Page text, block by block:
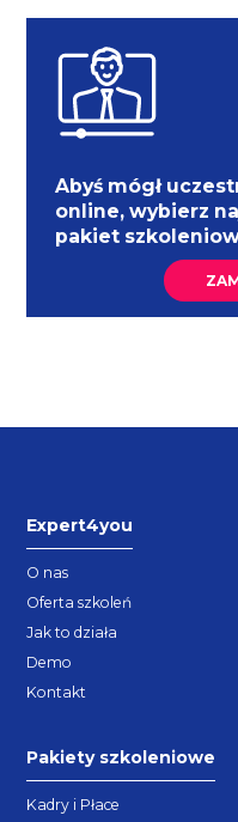
Abyś mógł
online, wybierz
pakiet
Expert4you
O nas
Oferta szkoleń
Jak to działa
Demo
Kontakt
Pakiety szkoleniowe
Kadry i Płace